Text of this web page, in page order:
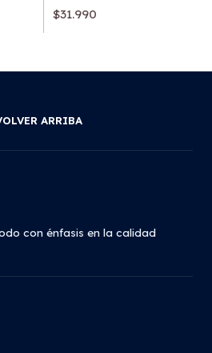
$31.990
ARRIBA
con énfasis en la calidad